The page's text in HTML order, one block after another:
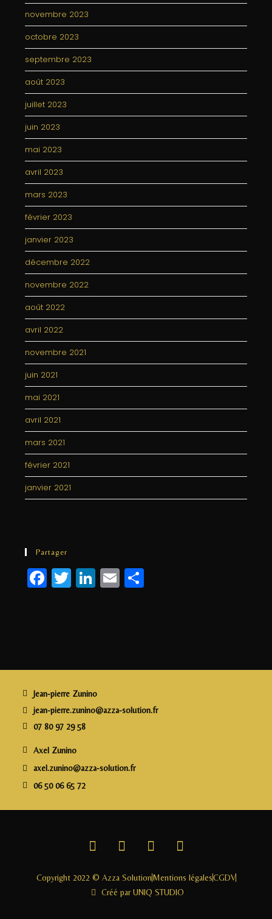
novembre 2023
octobre 2023
septembre 2023
août 2023
juillet 2023
juin 2023
mai 2023
avril 2023
mars 2023
février 2023
janvier 2023
décembre 2022
novembre 2022
août 2022
avril 2022
novembre 2021
juin 2021
mai 2021
avril 2021
mars 2021
février 2021
janvier 2021
Partager
F
a
o
o
k
T
w
Li
n
n
E
m
e
Jean-pierre Zunino
jean-pierre.zunino@azza-solution.fr
07 80 97 29 58
Axel Zunino
axel.zunino@azza-solution.fr
06 50 06 65 72
Copyright 2022 © Azza SolutionMentions légalesCGDV
Créé par UNIQ STUDIO